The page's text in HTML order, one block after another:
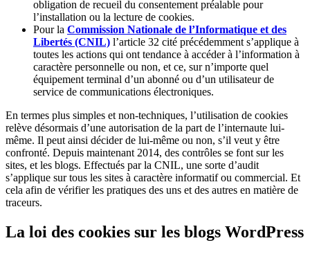
obligation de recueil du consentement préalable pour
l’installation ou la lecture de cookies.
Pour la Commission Nationale de l’Informatique et des
Libertés (CNIL) l’article 32 cité précédemment s’applique à
toutes les actions qui ont tendance à accéder à l’information à
caractère personnelle ou non, et ce, sur n’importe quel
équipement terminal d’un abonné ou d’un utilisateur de
service de communications électroniques.
En termes plus simples et non-techniques, l’utilisation de cookies
relève désormais d’une autorisation de la part de l’internaute lui-
même. Il peut ainsi décider de lui-même ou non, s’il veut y être
confronté. Depuis maintenant 2014, des contrôles se font sur les
sites, et les blogs. Effectués par la CNIL, une sorte d’audit
s’applique sur tous les sites à caractère informatif ou commercial. Et
cela afin de vérifier les pratiques des uns et des autres en matière de
traceurs.
La loi des cookies sur les blogs WordPress